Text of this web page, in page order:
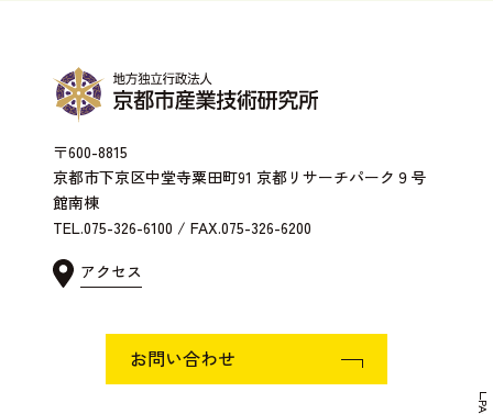
〒600-8815
京都市下京区中堂寺粟田町91 京都リサーチパーク９号
館南棟
TEL.075-326-6100 / FAX.075-326-6200
アクセス
お問い合わせ